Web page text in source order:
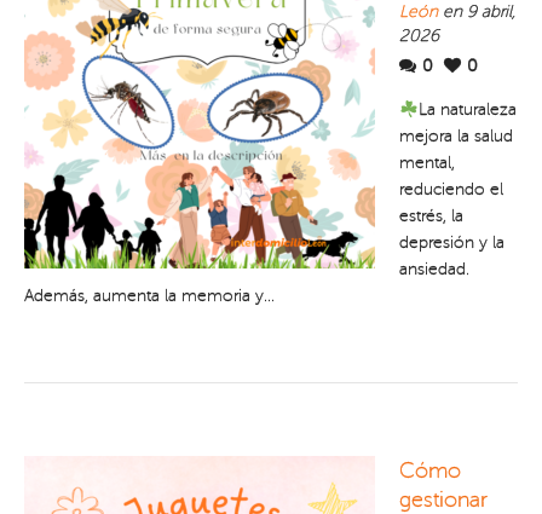
Leónen 9 abril,
2026
0
0
La naturaleza
mejora la salud
mental,
reduciendo el
estrés, la
depresión y la
ansiedad.
Además, aumenta la memoria y...
Cómo
gestionar